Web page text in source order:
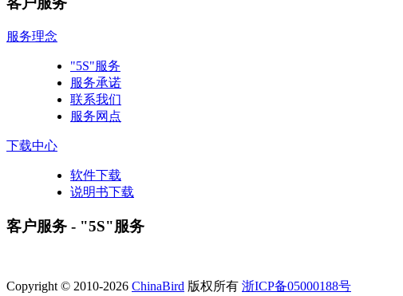
服务理念
"5S"服务
服务承诺
联系我们
服务网点
下载中心
软件下载
说明书下载
客户服务 - "5S"服务
Copyright © 2010-2026 ChinaBird 版权所有 浙ICP备05000188号